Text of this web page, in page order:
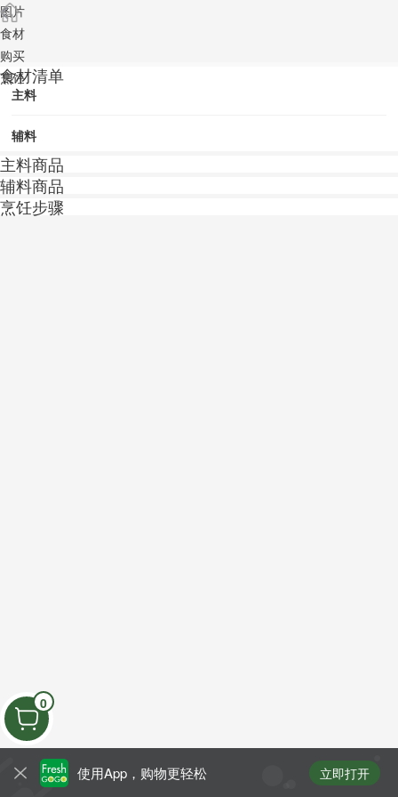
图片
食材
购买
烹饪
食材清单
主料
辅料
主料商品
辅料商品
烹饪步骤
0
使用App，购物更轻松 立即打开